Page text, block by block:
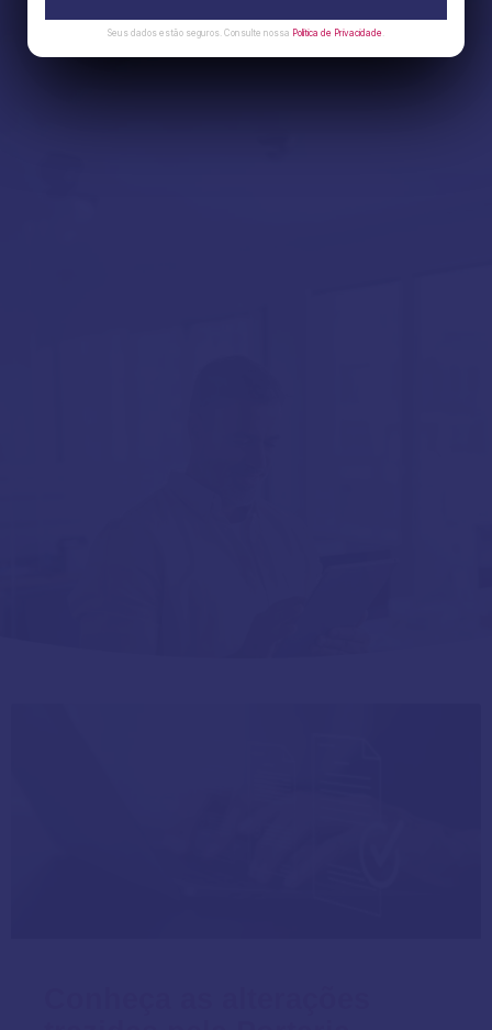
Seus dados estão seguros. Consulte nossa Política de Privacidade .